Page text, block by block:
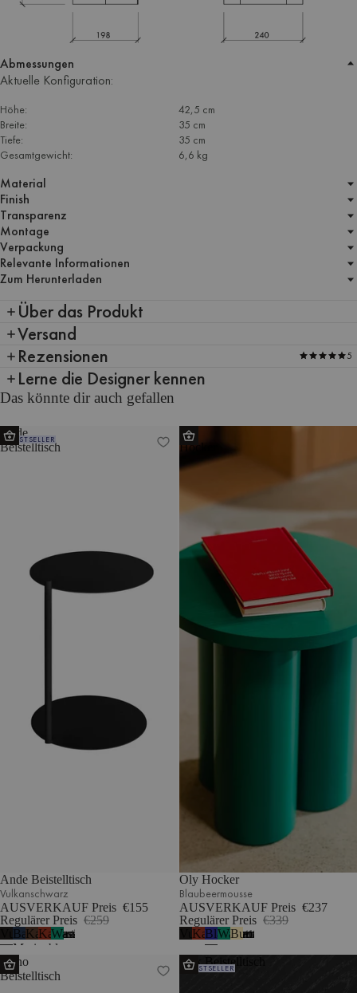
Abmessungen
Aktuelle Konfiguration:
Höhe:
42,5 cm
Breite:
35 cm
Tiefe:
35 cm
Gesamtgewicht:
6,6 kg
Material
Finish
Transparenz
Montage
Verpackung
Relevante Informationen
Zum Herunterladen
Über das Produkt
Versand
Rezensionen
5
Lerne die Designer kennen
Das könnte dir auch gefallen
Ande
Beistelltisch
BESTSELLER
Ande Beistelltisch
Vulkanschwarz
AUSVERKAUF Preis €155
Regulärer Preis €259
Vulkanschwarz
Baltisches
Marineblau
Kakaobraun
Kastanienrot
Wassermelonengrün
4
Oly
Hocker
Oly Hocker
Blaubeermousse
AUSVERKAUF Preis €237
Regulärer Preis €339
Vulkanschwarz
Kastanienrot
Blaubeermousse
Wassermelonengrün
Buttergelb
1
Nuno
Beistelltisch
Atik Beistelltisch
BESTSELLER